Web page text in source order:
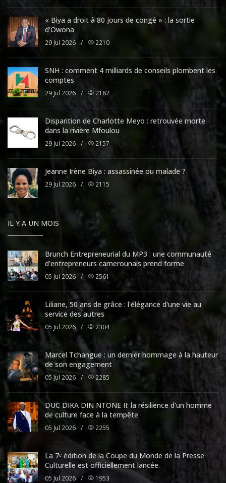
« Biya a droit à 80 jours de congé » : la sortie
d'Owona
29 Jul 2026 / 2210
SNH : comment 4 milliards de conseils plombent les
comptes
29 Jul 2026 / 2182
Disparition de Charlotte Meyo : retrouvée morte
dans la rivière Mfoulou
29 Jul 2026 / 2157
Jeanne Irène Biya : assassinée ou malade ?
29 Jul 2026 / 2115
IL Y A UN MOIS
Brunch Entrepreneurial du MP3 : une communauté
d'entrepreneurs camerounais prend forme
05 Jul 2026 / 2561
Liliane, 50 ans de grâce : l'élégance d'une vie au
service des autres
05 Jul 2026 / 2304
Marcel Tchangue : un dernier hommage à la hauteur
de son engagement
05 Jul 2026 / 2285
DUC DIKA DIN NTONE II: la résilience d'un homme
de culture face à la tempête
05 Jul 2026 / 2255
La 7ᵉ édition de la Coupe du Monde de la Presse
Culturelle est officiellement lancée.
05 Jul 2026 / 1953